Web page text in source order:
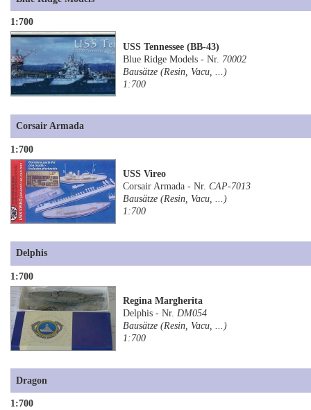
1:700
USS Tennessee (BB-43)
Blue Ridge Models - Nr. 70002
Bausätze (Resin, Vacu, ...)
1:700
Corsair Armada
1:700
USS Vireo
Corsair Armada - Nr.CAP-7013
Bausätze (Resin, Vacu, ...)
1:700
Delphis
1:700
Regina Margherita
Delphis - Nr.DM054
Bausätze (Resin, Vacu, ...)
1:700
Dragon
1:700